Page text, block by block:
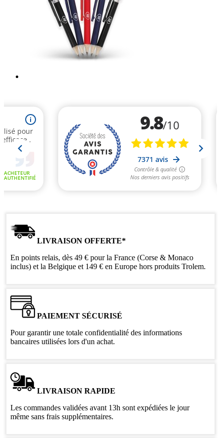
LIVRAISON OFFERTE*
En points relais, dès 49 € pour la France (Corse & Monaco
inclus) et la Belgique et 149 € en Europe hors produits Trolem.
PAIEMENT SÉCURISÉ
Pour garantir une totale confidentialité des informations
bancaires utilisées lors d'un achat.
LIVRAISON RAPIDE
Les commandes validées avant 13h sont expédiées le jour
même sans frais supplémentaires.